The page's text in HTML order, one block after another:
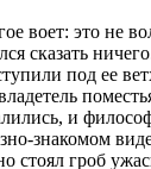
воет: это не
сказать
под ее
и
знакомом
стоял гроб